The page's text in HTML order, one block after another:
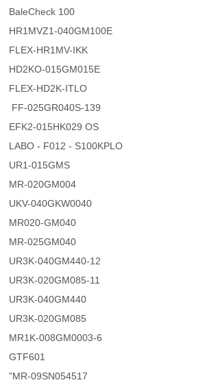
BaleCheck 100
HR1MVZ1-040GM100E
FLEX-HR1MV-IKK
HD2KO-015GM015E
FLEX-HD2K-ITLO
FF-025GR040S-139
EFK2-015HK029 OS
LABO - F012 - S100KPLO
UR1-015GMS
MR-020GM004
UKV-040GKW0040
MR020-GM040
MR-025GM040
UR3K-040GM440-12
UR3K-020GM085-11
UR3K-040GM440
UR3K-020GM085
MR1K-008GM0003-6
GTF601
"MR-09SN054517